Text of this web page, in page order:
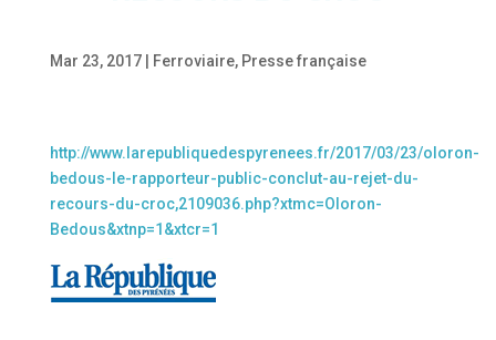
Mar 23, 2017| Ferroviaire, Presse française
http://www.larepubliquedespyrenees.fr/2017/03/23/oloron-
bedous-le-rapporteur-public-conclut-au-rejet-du-
recours-du-croc,2109036.php?xtmc=Oloron-
Bedous&xtnp=1&xtcr=1